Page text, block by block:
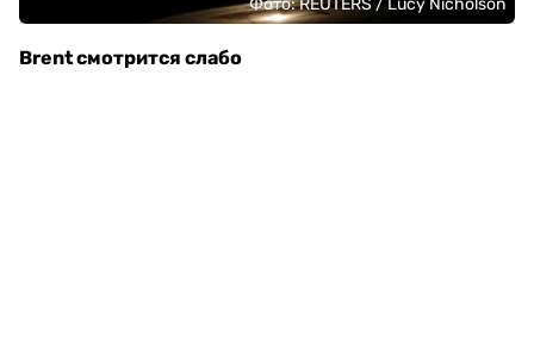
Фото: REUTERS / Lucy Nicholson
Brent смотрится слабо